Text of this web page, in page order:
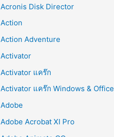
Acronis Disk Director
Action
Action Adventure
Activator
Activator แคร๊ก
Activator แคร๊ก Windows & Office
Adobe
Adobe Acrobat XI Pro